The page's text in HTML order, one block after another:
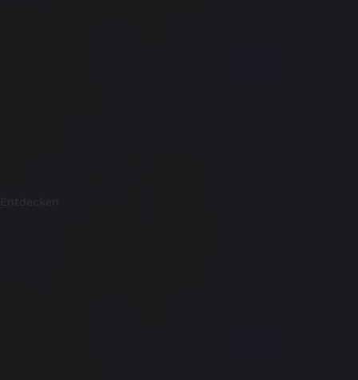
Entdecken